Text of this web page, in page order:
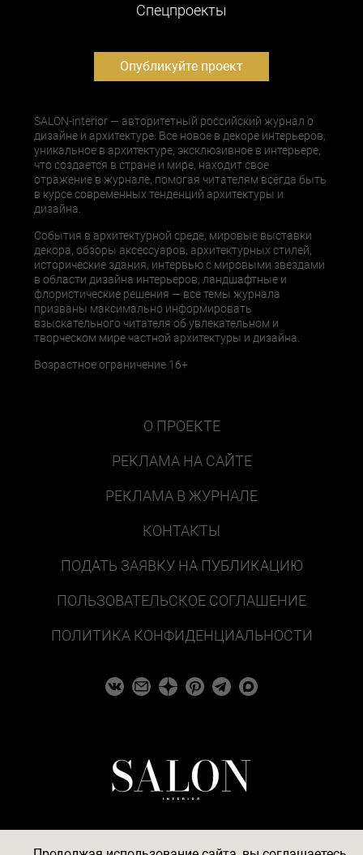
Cпецпроекты
Опубликуйте проект
SALON-interior — авторитетный российский журнал о
дизайне и архитектуре. Все новое в декоре интерьеров,
уникальное в архитектуре, эксклюзивное в интерьере,
что создается в стране и мире, находит свое
отражение в журнале, помогая читателям всегда быть
в курсе современных тенденций архитектуры и
дизайна.
События в архитектурной среде, мировые выставки
декора, обзоры аксессуаров, архитектурных стилей,
исторические здания, интервью с мировыми звездами
в области дизайна интерьеров, ландшафтные и
флористические решения — все темы журнала
призваны максимально информировать
взыскательного читателя об увлекательном и
творческом мире частной архитектуры и дизайна.
Возрастное ограничение 16+
О ПРОЕКТЕ
РЕКЛАМА НА САЙТЕ
РЕКЛАМА В ЖУРНАЛЕ
КОНТАКТЫ
ПОДАТЬ ЗАЯВКУ НА ПУБЛИКАЦИЮ
ПОЛЬЗОВАТЕЛЬСКОЕ СОГЛАШЕНИЕ
ПОЛИТИКА КОНФИДЕНЦИАЛЬНОСТИ